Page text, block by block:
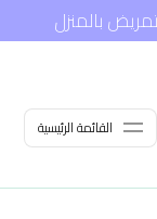
بالمنزل
القائمة الرئيسية